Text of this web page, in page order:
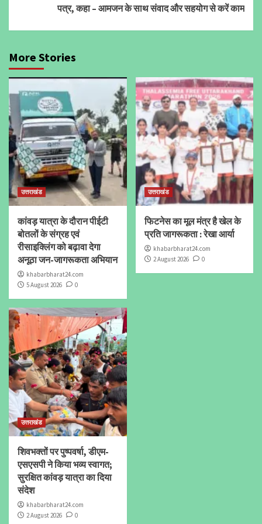
पत्र, कहा – आमजन के साथ संवाद और सहयोग से करें काम
More Stories
उत्तराखंड
कांवड़ यात्रा के दौरान पीईटी
बोतलों के संग्रह एवं
रीसाइक्लिंग को बढ़ावा देगा
अनूठा जन-जागरूकता अभियान
khabarbharat24.com
5 August 2026
0
उत्तराखंड
फिटनेस का मूल मंत्र है खेल के
प्रति जागरूकता : रेखा आर्या
khabarbharat24.com
2 August 2026
0
उत्तराखंड
शिवभक्तों पर पुष्पवर्षा, डीएम-
एसएसपी ने किया भव्य स्वागत;
सुरक्षित कांवड़ यात्रा का दिया
संदेश
khabarbharat24.com
2 August 2026
0